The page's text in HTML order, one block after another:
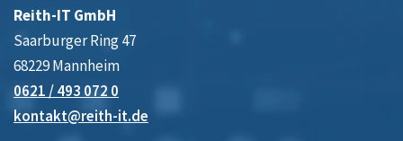
Reith-IT GmbH
Saarburger Ring 47
68229 Mannheim
0621 / 493 072 0
kontakt@reith-it.de